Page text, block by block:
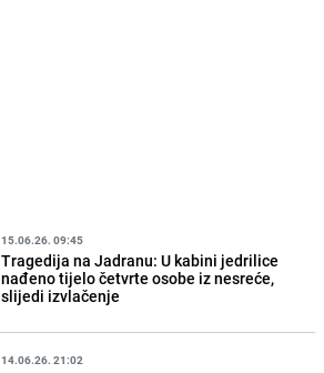
15.06.26. 09:45
Tragedija na Jadranu: U kabini jedrilice
nađeno tijelo četvrte osobe iz nesreće,
slijedi izvlačenje
14.06.26. 21:02